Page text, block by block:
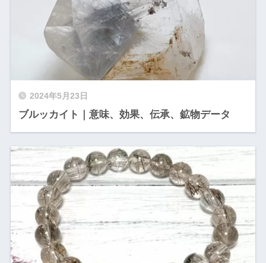
2024年5月23日
ブルッカイト｜意味、効果、伝承、鉱物データ